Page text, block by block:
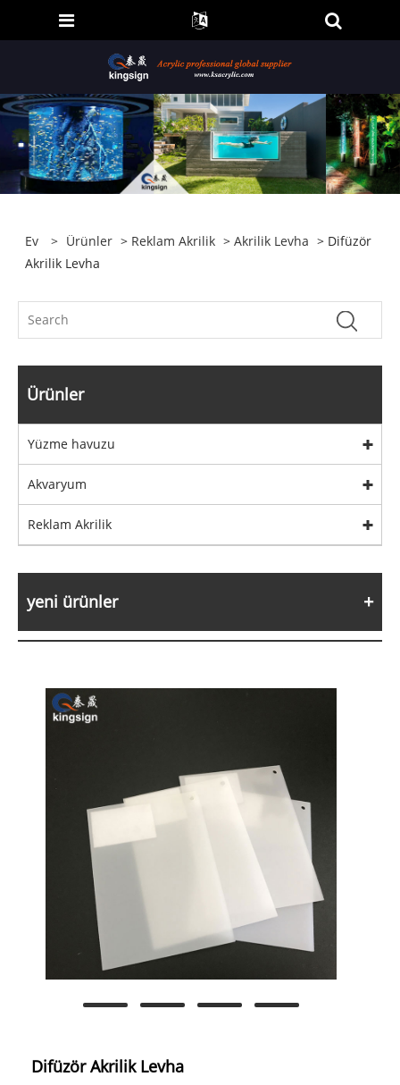
Ev > Ürünler > Reklam Akrilik >Akrilik Levha > Difüzör
Akrilik Levha
Ürünler
Yüzme havuzu
Akvaryum
Reklam Akrilik
yeni ürünler
Difüzör Akrilik Levha